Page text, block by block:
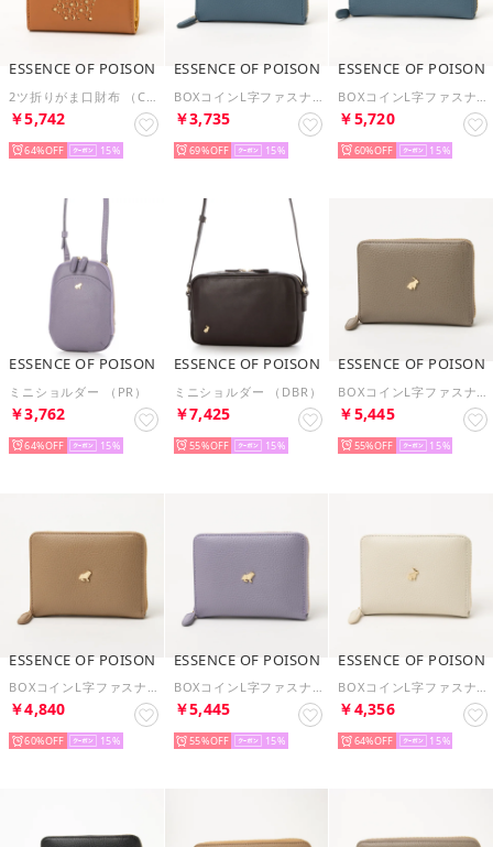
ESSENCE OF POISON
￥5,742
64% 15
ESSENCE OF POISON
￥3,735
69% 15
ESSENCE OF POISON
￥5,720
60% 15
ESSENCE OF POISON
ミニショルダー （PR）
￥3,762
64% 15
ESSENCE OF POISON
ミニショルダー （DBR）
￥7,425
55% 15
ESSENCE OF POISON
￥5,445
55% 15
ESSENCE OF POISON
BOXコインL字ファスナー札入れ （BE）
￥4,840
60% 15
ESSENCE OF POISON
BOXコインL字ファスナー札入れ （PR）
￥5,445
55% 15
ESSENCE OF POISON
BOXコインL字ファスナー札入れ （W）
￥4,356
64% 15